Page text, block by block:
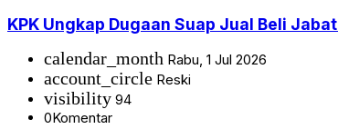
KPK Ungkap Dugaan Suap Jual Beli
calendar_month Rabu, 1 Jul 2026
account_circle Reski
visibility 94
0Komentar